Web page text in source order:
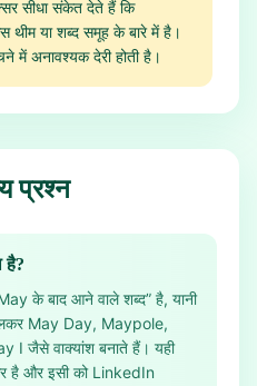
सीधा संकेत देते हैं कि
या शब्द समूह के बारे में है।
में अनावश्यक देरी होती है।
प्रश्न
है?
के बाद आने वाले शब्द” है, यानी
May Day, Maypole,
जैसे वाक्यांश बनाते हैं। यही
है और इसी को LinkedIn